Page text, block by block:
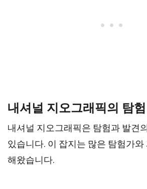
내셔널 지오그래픽의 탐험
내셔널 지오그래픽은 탐험과 발견
있습니다. 이 잡지는 많은 탐험가와
해왔습니다.